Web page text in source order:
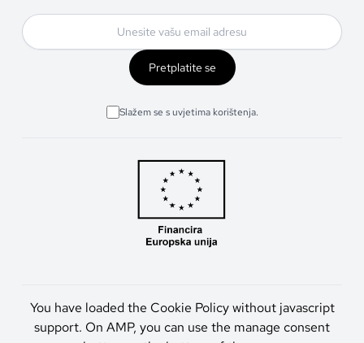
Pretplatite se
Slažem se s uvjetima korištenja.
You have loaded the Cookie Policy without javascript
support. On AMP, you can use the manage consent